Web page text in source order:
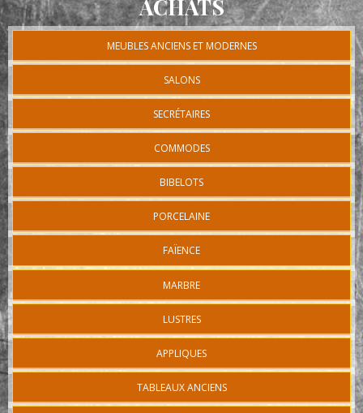
ACHATS
MEUBLES ANCIENS ET MODERNES
SALONS
SECRÉTAIRES
COMMODES
BIBELOTS
PORCELAINE
FAÏENCE
MARBRE
LUSTRES
APPLIQUES
TABLEAUX ANCIENS